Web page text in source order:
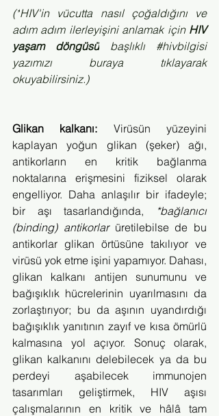
(*HIV'in vücutta nasıl çoğaldığını ve
adım adım ilerleyişini anlamak için HIV
yaşam döngüsü başlıklı #hivbilgisi
yazımızı buraya tıklayarak
okuyabilirsiniz.)
Glikan kalkanı: Virüsün yüzeyini
kaplayan yoğun glikan (şeker) ağı,
antikorların en kritik bağlanma
noktalarına erişmesini fiziksel olarak
engelliyor. Daha anlaşılır bir ifadeyle;
bir aşı tasarlandığında,
*bağlanıcı
(binding) antikorlar üretilebilse de bu
antikorlar glikan örtüsüne takılıyor ve
virüsü yok etme işini yapamıyor. Dahası,
glikan kalkanı antijen sunumunu ve
bağışıklık hücrelerinin uyarılmasını da
zorlaştırıyor; bu da aşının uyandırdığı
bağışıklık yanıtının zayıf ve kısa ömürlü
kalmasına yol açıyor. Sonuç olarak,
glikan kalkanını delebilecek ya da bu
perdeyi aşabilecek immunojen
tasarımları geliştirmek, HIV aşısı
çalışmalarının en kritik ve hâlâ tam